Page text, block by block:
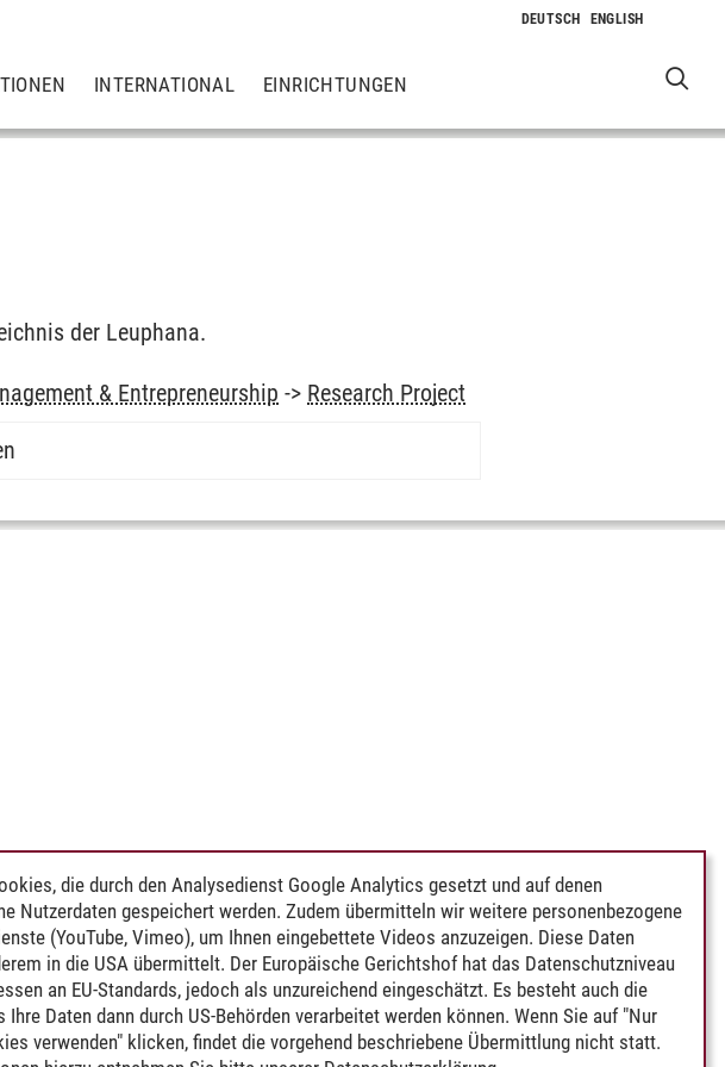
INTERNATIONAL EINRICHTUNGEN
der Leuphana.
& Entrepreneurship -> Research Project
die durch den Analysedienst Google Analytics gesetzt und auf denen
Nutzerdaten gespeichert werden. Zudem übermitteln wir weitere personenbezogene
(YouTube, Vimeo), um Ihnen eingebettete Videos anzuzeigen. Diese Daten
in die USA übermittelt. Der Europäische Gerichtshof hat das Datenschutzniveau
an EU-Standards, jedoch als unzureichend eingeschätzt. Es besteht auch die
Daten dann durch US-Behörden verarbeitet werden können. Wenn Sie auf "Nur
verwenden" klicken, findet die vorgehend beschriebene Übermittlung nicht statt.